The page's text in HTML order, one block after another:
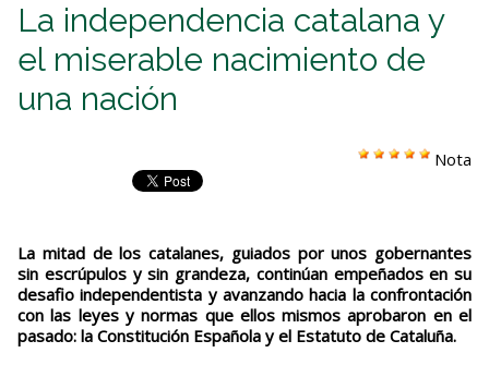
La independencia catalana y
el miserable nacimiento de
una nación
Nota
La mitad de los catalanes, guiados por unos gobernantes
sin escrúpulos y sin grandeza, continúan empeñados en su
desafio independentista y avanzando hacia la confrontación
con las leyes y normas que ellos mismos aprobaron en el
pasado: la Constitución Española y el Estatuto de Cataluña.